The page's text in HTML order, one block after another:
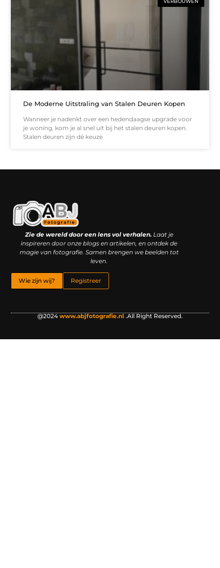
VERBOUWEN
De Moderne Uitstraling van Stalen Deuren Kopen
Wanneer je nadenkt over een hedendaagse upgrade voor
je woning, kom je al snel uit bij het stalen deuren kopen.
Stalen deuren zijn dé keuze
Zie de wereld door een lens vol verhalen.Laat je
inspireren door onze blogs en artikelen, en ontdek de
magie van fotografie. Samen brengen we beelden tot
leven.
Wie zijn wij? Registreer
@2024 www.abjfotografie.nl .All Right Reserved.